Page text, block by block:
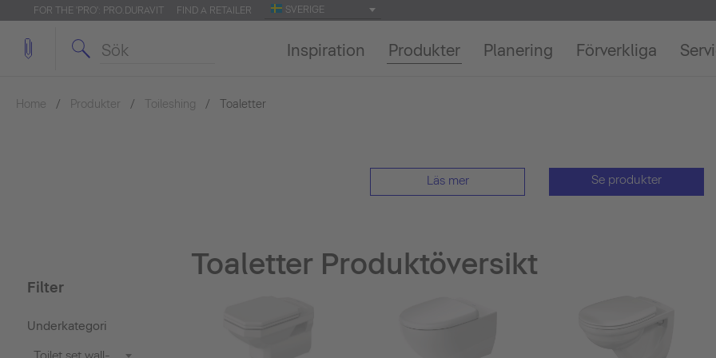
FOR THE 'PRO': PRO.DURAVIT FIND A RETAILER SVERIGE
Inspiration Produkter Planering Förverkliga
Home Produkter Toileshing Toaletter
Läs mer Se produkter
Filter
Underkategori
Toaletter Produktöversikt